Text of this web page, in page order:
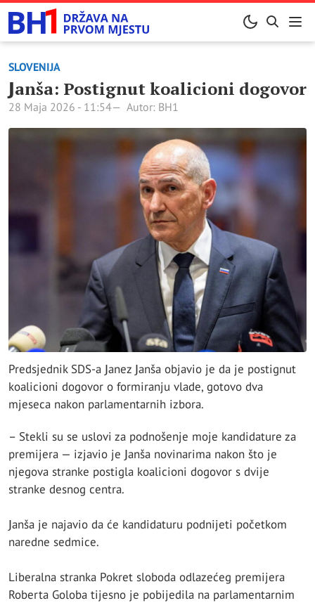
SLOVENIJA
Јanša: Postignut koalicioni dogovor
28 Maja 2026 - 11:54 Autor: BH1
Predsjednik SDS-a Јanez Јanša objavio je da je postignut
koalicioni dogovor o formiranju vlade, gotovo dva
mjeseca nakon parlamentarnih izbora.
– Stekli su se uslovi za podnošenje moje kandidature za
premijera — izjavio je Јanša novinarima nakon što je
njegova stranke postigla koalicioni dogovor s dvije
stranke desnog centra.
Јanša je najavio da će kandidaturu podnijeti početkom
naredne sedmice.
Liberalna stranka Pokret sloboda odlazećeg premijera
Roberta Goloba tijesno je pobijedila na parlamentarnim